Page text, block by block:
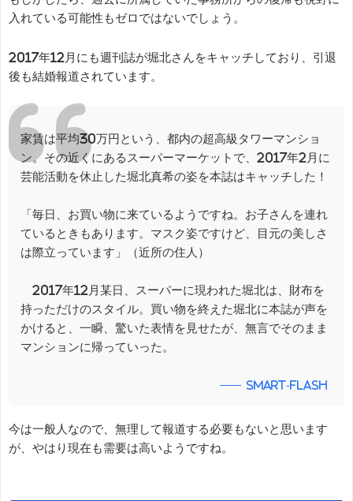
入れている可能性もゼロではないでしょう。
2017年12月にも週刊誌が堀北さんをキャッチしており、引退
後も結婚報道されています。
家賃は平均30万円という、都内の超高級タワーマンショ
ン。その近くにあるスーパーマーケットで、2017年2月に
芸能活動を休止した堀北真希の姿を本誌はキャッチした！
「毎日、お買い物に来ているようですね。お子さんを連れ
ているときもあります。マスク姿ですけど、目元の美しさ
は際立っています」（近所の住人）
2017年12月某日、スーパーに現われた堀北は、財布を
持っただけのスタイル。買い物を終えた堀北に本誌が声を
かけると、一瞬、驚いた表情を見せたが、無言でそのまま
マンションに帰っていった。
smart-flash
今は一般人なので、無理して報道する必要もないと思います
が、やはり現在も需要は高いようですね。